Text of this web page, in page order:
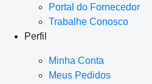
Portal do Fornecedor
Trabalhe Conosco
Perfil
Minha Conta
Meus Pedidos